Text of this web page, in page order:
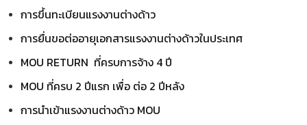
การขึ้นทะเบียนแรงงานต่างด้าว
การยื่นขอต่ออายุเอกสารแรงงานต่างด้าวในประเทศ
MOU RETURN ที่ครบการจ้าง 4 ปี
MOU ที่ครบ 2 ปีแรก เพื่อ ต่อ 2 ปีหลัง
การนำเข้าแรงงานต่างด้าว MOU